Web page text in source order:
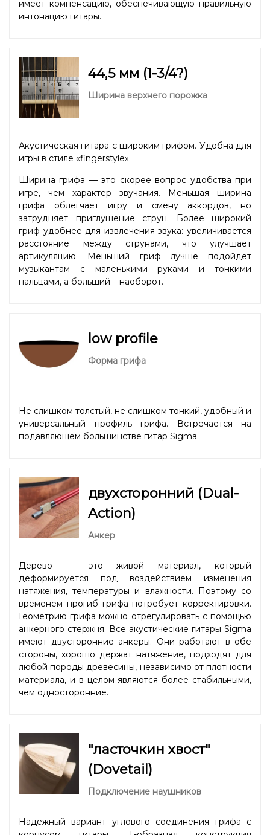
имеет компенсацию, обеспечивающую правильную
интонацию гитары.
44,5 мм (1-3/4?)
Ширина верхнего порожка
Акустическая гитара с широким грифом. Удобна для
игры в стиле «fingerstyle».
Ширина грифа — это скорее вопрос удобства при
игре, чем характер звучания. Меньшая ширина
грифа облегчает игру и смену аккордов, но
затрудняет приглушение струн. Более широкий
гриф удобнее для извлечения звука: увеличивается
расстояние между струнами, что улучшает
артикуляцию. Меньший гриф лучше подойдет
музыкантам с маленькими руками и тонкими
пальцами, а больший – наоборот.
low profile
Форма грифа
Не слишком толстый, не слишком тонкий, удобный и
универсальный профиль грифа. Встречается на
подавляющем большинстве гитар Sigma.
двухсторонний (Dual-
Action)
Анкер
Дерево — это живой материал, который
деформируется под воздействием изменения
натяжения, температуры и влажности. Поэтому со
временем прогиб грифа потребует корректировки.
Геометрию грифа можно отрегулировать с помощью
анкерного стержня. Все акустические гитары Sigma
имеют двусторонние анкеры. Они работают в обе
стороны, хорошо держат натяжение, подходят для
любой породы древесины, независимо от плотности
материала, и в целом являются более стабильными,
чем односторонние.
"ласточкин хвост"
(Dovetail)
Подключение наушников
Надежный вариант углового соединения грифа с